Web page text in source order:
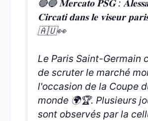
🔴🔵 𝐌𝐞𝐫𝐜𝐚𝐭𝐨 𝐏𝐒𝐆 :
𝐂𝐢𝐫𝐜𝐚𝐭𝐢 𝐝𝐚𝐧𝐬 𝐥𝐞 𝐯𝐢𝐬𝐞𝐮𝐫
🇦🇺👀
Le Paris Saint-Germain
de scruter le marché
l'occasion de la Coupe
monde 🌍🏆. Plusieurs
sont observés par la